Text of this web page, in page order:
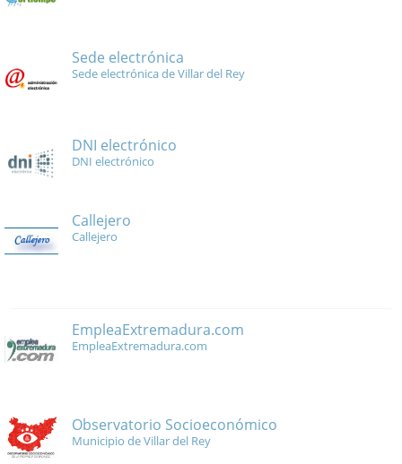
Sede electrónica
Sede electrónica de Villar del Rey
DNI electrónico
DNI electrónico
Callejero
Callejero
EmpleaExtremadura.com
EmpleaExtremadura.com
Observatorio Socioeconómico
Municipio de Villar del Rey